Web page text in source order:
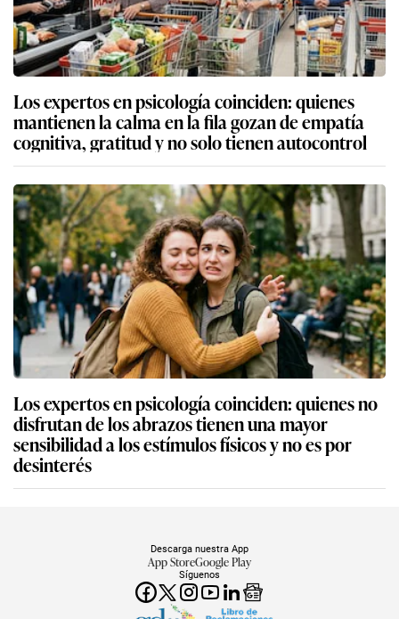
Los expertos en psicología coinciden: quienes
mantienen la calma en la fila gozan de empatía
cognitiva, gratitud y no solo tienen autocontrol
Los expertos en psicología coinciden: quienes no
disfrutan de los abrazos tienen una mayor
sensibilidad a los estímulos físicos y no es por
desinterés
Síguenos
Descarga nuestra App
App StoreGoogle Play